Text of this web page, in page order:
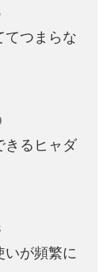
てつまらな
きるヒャダ
いが頻繁に